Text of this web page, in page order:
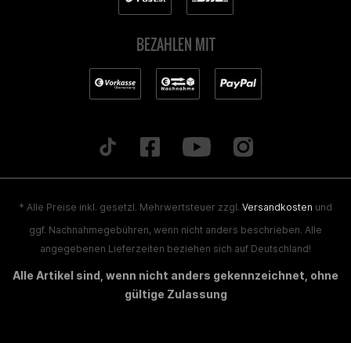
BEZAHLEN MIT
* Alle Preise inkl. gesetzl. Mehrwertsteuer zzgl. Versandkosten und
ggf. Nachnahmegebühren, wenn nicht anders beschrieben. Alle
angegebenen Lieferzeiten beziehen sich auf Deutschland!
Alle Artikel sind, wenn nicht anders gekennzeichnet, ohne
gültige Zulassung